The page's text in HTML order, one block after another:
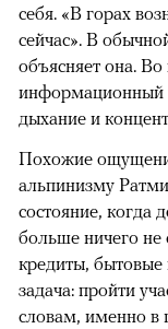
себя. «В горах
сейчас». В
объясняет она.
информационный
дыхание и
Похожие
альпинизму
состояние, когда
больше ничего не
кредиты, бытовые
задача: пройти
словам, именно в